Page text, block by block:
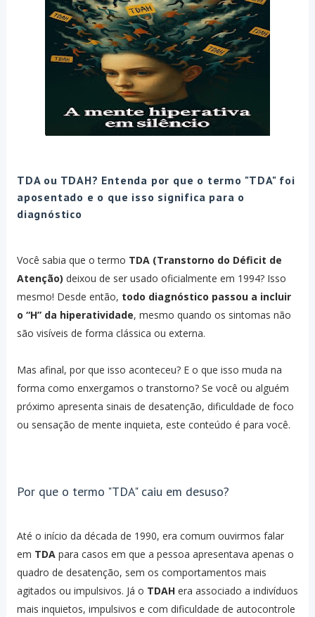
TDA ou TDAH? Entenda por que o termo "TDA" foi
aposentado e o que isso significa para o
diagnóstico
Você sabia que o termo TDA (Transtorno do Déficit de
Atenção) deixou de ser usado oficialmente em 1994? Isso
mesmo! Desde então, todo diagnóstico passou a incluir
o “H” da hiperatividade, mesmo quando os sintomas não
são visíveis de forma clássica ou externa.
Mas afinal, por que isso aconteceu? E o que isso muda na
forma como enxergamos o transtorno? Se você ou alguém
próximo apresenta sinais de desatenção, dificuldade de foco
ou sensação de mente inquieta, este conteúdo é para você.
Por que o termo "TDA" caiu em desuso?
Até o início da década de 1990, era comum ouvirmos falar
em TDApara casos em que a pessoa apresentava apenas o
quadro de desatenção, sem os comportamentos mais
agitados ou impulsivos. Já o TDAHera associado a indivíduos
mais inquietos, impulsivos e com dificuldade de autocontrole